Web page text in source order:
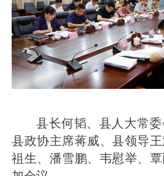
县长何韬、县人大常委
县政协主席蒋威、县领导
祖生、潘雪鹏、韦慰举、